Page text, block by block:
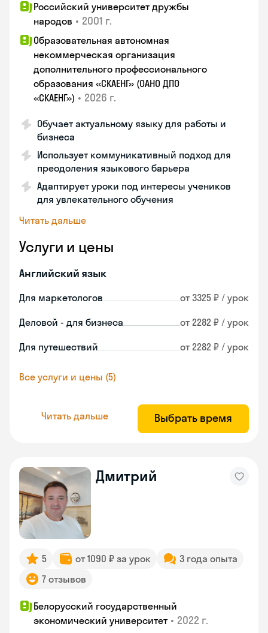
Российский университет дружбы
народов • 2001 г.
Образовательная автономная
некоммерческая организация
дополнительного профессионального
образования «СКАЕНГ» (ОАНО ДПО
«СКАЕНГ») • 2026 г.
Обучает актуальному языку для работы и
бизнеса
Использует коммуникативный подход для
преодоления языкового барьера
Адаптирует уроки под интересы учеников
для увлекательного обучения
Читать дальше
Услуги и цены
Английский язык
Для маркетологов от 3325 ₽ / урок
Деловой - для бизнеса от 2282 ₽ / урок
Для путешествий от 2282 ₽ / урок
Все услуги и цены (5)
Читать дальше Выбрать время
Дмитрий
5 от 1090 ₽ за урок
3 года опыта
7 отзывов
Белорусский государственный
экономический университет • 2022 г.